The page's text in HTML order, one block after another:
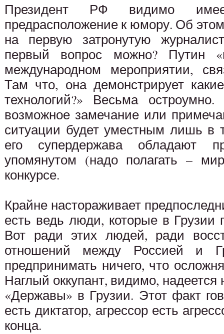
Президент РФ видимо
предрасположение к юмору. Об этом
на первую затронутую
первый вопрос можно? Путин
международном мероприятии,
Там что, она демонстрирует
технологий?» Весьма
возможное замечание или
ситуации будет уместным лишь в
его супердержава обладают
упомянутом (надо полагать –
конкурсе.
Крайне настораживает
есть ведь люди, которые в Грузии
Вот ради этих людей, ради
отношений между Россией и
предпринимать ничего, что
Наглый оккупант, видимо,
«Державы» в Грузии. Этот факт
есть диктатор, агрессор есть
конца.